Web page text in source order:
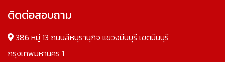
ติดต่อสอบถาม
386 หมู่ 13 ถนนสีหบุรานุกิจ แขวงมีนบุรี เขตมีนบุรี
กรุงเทพมหานคร 1